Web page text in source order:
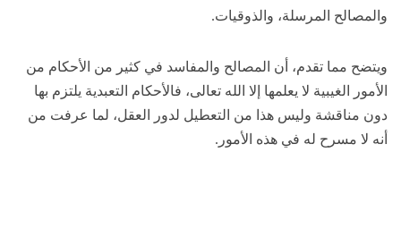
والمصالح المرسلة، والذوقيات.
ويتضح مما تقدم، أن المصالح والمفاسد في كثير من الأحكام من
الأمور الغيبية لا يعلمها إلا الله تعالى، فالأحكام التعبدية يلتزم بها
دون مناقشة وليس هذا من التعطيل لدور العقل، لما عرفت من
أنه لا مسرح له في هذه الأمور.